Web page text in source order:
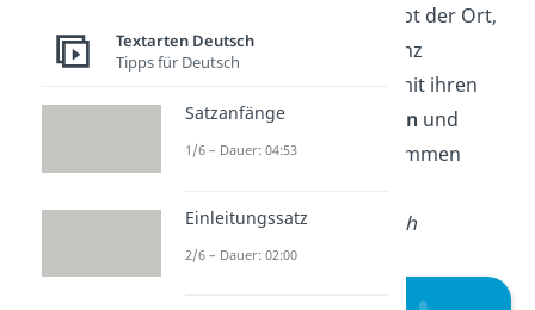
„Familie ist und bleibt der Ort,
wo Menschen in ganz
besonderer Weise mit ihren
Eigenheiten
Stärken und
Schwächen
angenommen
—Hannelore Rönsch
Textarten Deutsch
Tipps für Deutsch
Satzanfänge
1/6 – Dauer: 04:53
Einleitungssatz
2/6 – Dauer: 02:00